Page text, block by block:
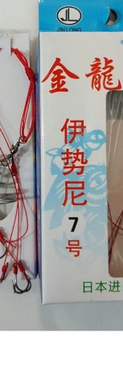
Подсаки
Садки
Снасти
Стулья
Удочки